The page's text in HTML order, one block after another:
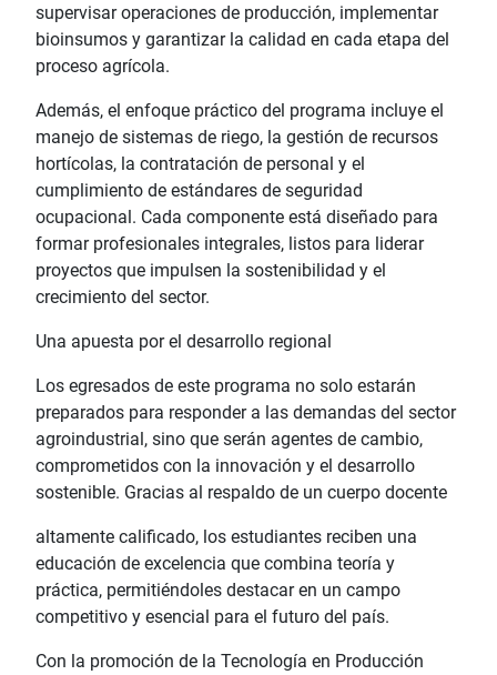
supervisar operaciones de producción, implementar
bioinsumos y garantizar la calidad en cada etapa del
proceso agrícola.
Además, el enfoque práctico del programa incluye el
manejo de sistemas de riego, la gestión de recursos
hortícolas, la contratación de personal y el
cumplimiento de estándares de seguridad
ocupacional. Cada componente está diseñado para
formar profesionales integrales, listos para liderar
proyectos que impulsen la sostenibilidad y el
crecimiento del sector.
Una apuesta por el desarrollo regional
Los egresados de este programa no solo estarán
preparados para responder a las demandas del sector
agroindustrial, sino que serán agentes de cambio,
comprometidos con la innovación y el desarrollo
sostenible. Gracias al respaldo de un cuerpo docente
altamente calificado, los estudiantes reciben una
educación de excelencia que combina teoría y
práctica, permitiéndoles destacar en un campo
competitivo y esencial para el futuro del país.
Con la promoción de la Tecnología en Producción